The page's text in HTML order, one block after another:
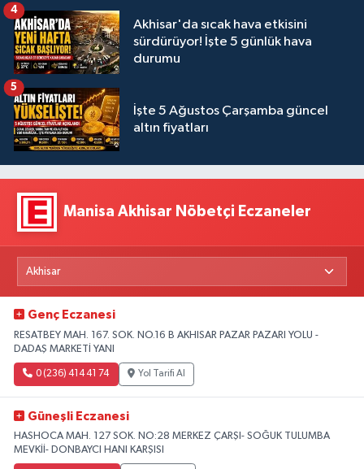
Akhisar'da sıcak hava etkisini
sürdürüyor! İşte 5 günlük hava
durumu
4
İşte 5 Ağustos Çarşamba güncel
altın fiyatları
5
Manisa Akhisar Nöbetçi Eczaneler
Genç Eczanesi
RESATBEY MAH. 167. SOK. NO.16 B AKHISAR PAZAR PAZARI YOLU -
DADAŞ MARKETİ YANI
0 (236) 414 41 74 Yol Tarifi Al
Güneşli Eczanesi
HASHOCA MAH. 127 SOK. NO:28 MERKEZ ÇARŞI- SOĞUK TULUMBA
MEVKİİ- DONBAYCI HANI KARŞISI